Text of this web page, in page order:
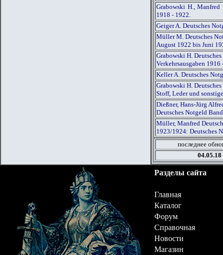
Grabowski H., Manfred
1918 - 1922.
Geiger A. Deutsches
Müller M. Deutsches
August 1922 bis Juni
Grabowski H.
Verkehrsausgaben 1916
Keller A. Deutsches
Grabowski H.
Stoff, Leder und
Dießner, Hans-Jürg
Deutsches Notgeld
Müller, Manfred
1923/1924: Deutsches
последнее
04.05.18
Разделы сайта
Главная
Каталог
Форум
Справочная
Новости
Магазин